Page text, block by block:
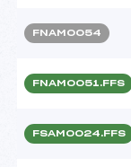
FNAM0054
FNAM0051.FFS
FSAM0024.FFS